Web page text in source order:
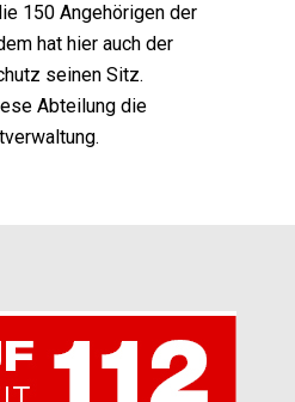
150 Angehörigen der
hat hier auch der
seinen Sitz.
Abteilung die